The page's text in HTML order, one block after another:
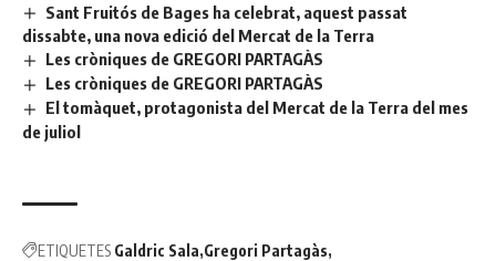
Sant Fruitós de Bages ha celebrat, aquest passat
dissabte, una nova edició del Mercat de la Terra
Les cròniques de GREGORI PARTAGÀS
Les cròniques de GREGORI PARTAGÀS
El tomàquet, protagonista del Mercat de la Terra del mes
de juliol
ETIQUETES Galdric Sala Gregori Partagàs